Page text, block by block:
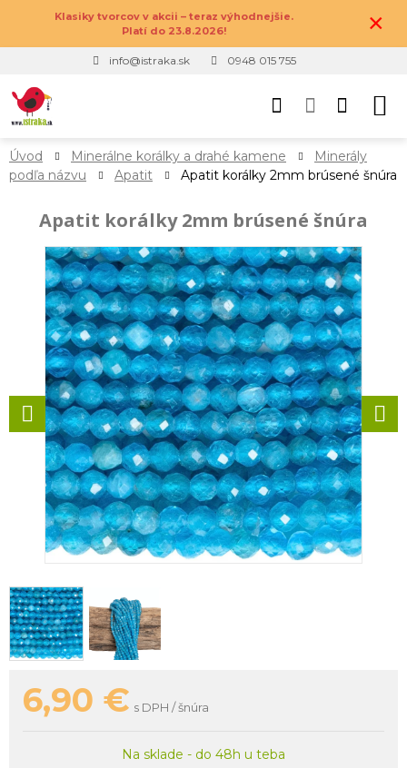
Klasiky tvorcov v akcii – teraz výhodnejšie.
Platí do 23.8.2026!
×
info@istraka.sk 0948 015 755
Úvod Minerálne korálky a drahé kamene
Minerály
podľa názvu
Apatit Apatit korálky 2mm brúsené šnúra
Apatit korálky 2mm brúsené šnúra
6,90 € s DPH / šnúra
Na sklade - do 48h u teba